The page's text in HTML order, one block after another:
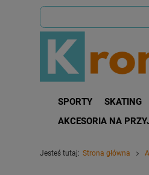
SPORTY SKATING
AKCESORIA NA
Jesteś tutaj: Strona główna